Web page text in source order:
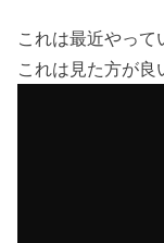
これは最近やって
これは見た方が良